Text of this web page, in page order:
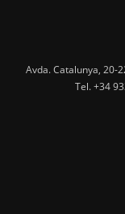
Avda. Catalunya, 20-
Tel. +34